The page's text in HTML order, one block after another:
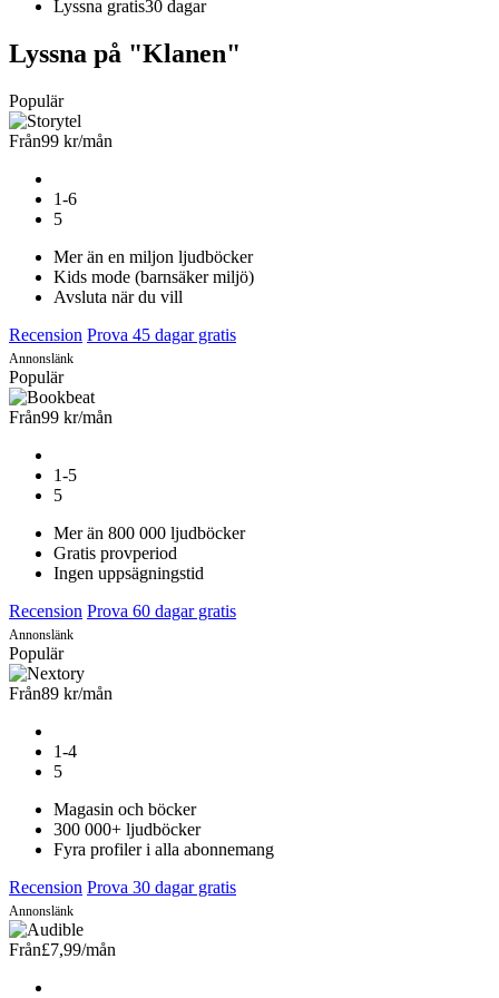
Lyssna gratis30 dagar
Lyssna på "Klanen"
Populär
Från99 kr/mån
1-6
5
Mer än en miljon ljudböcker
Kids mode (barnsäker miljö)
Avsluta när du vill
Recension Prova 45 dagar gratis
Annonslänk
Populär
Från99 kr/mån
1-5
5
Mer än 800 000 ljudböcker
Gratis provperiod
Ingen uppsägningstid
Recension Prova 60 dagar gratis
Annonslänk
Populär
Från89 kr/mån
1-4
5
Magasin och böcker
300 000+ ljudböcker
Fyra profiler i alla abonnemang
Recension Prova 30 dagar gratis
Annonslänk
Från£7,99/mån